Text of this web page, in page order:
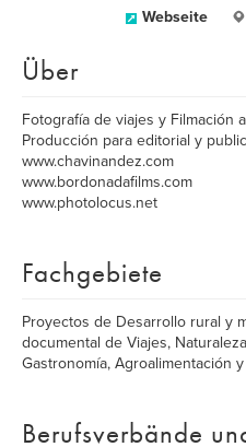
Webseite
Über
Fotografía de viajes y Filmación
Producción para editorial y
www.chavinandez.com
www.bordonadafilms.com
www.photolocus.net
Fachgebiete
Proyectos de Desarrollo rural y
documental de Viajes,
Gastronomía, Agroalimentación
Berufsverbände